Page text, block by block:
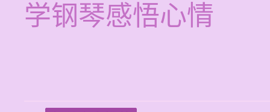
学钢琴感悟心情